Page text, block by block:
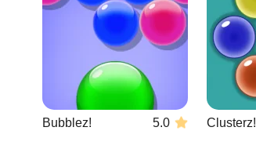
Bubblez! 5.0 Clusterz!